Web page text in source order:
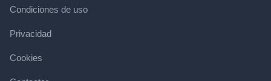
Condiciones de uso
Privacidad
Cookies